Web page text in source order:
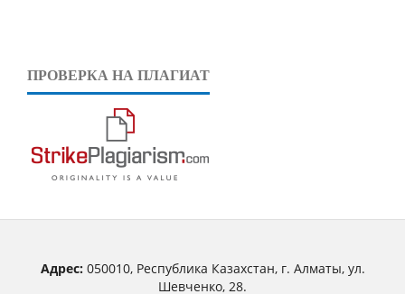
ПРОВЕРКА НА ПЛАГИАТ
Адрес:050010, Республика Казахстан, г. Алматы, ул.
Шевченко, 28.